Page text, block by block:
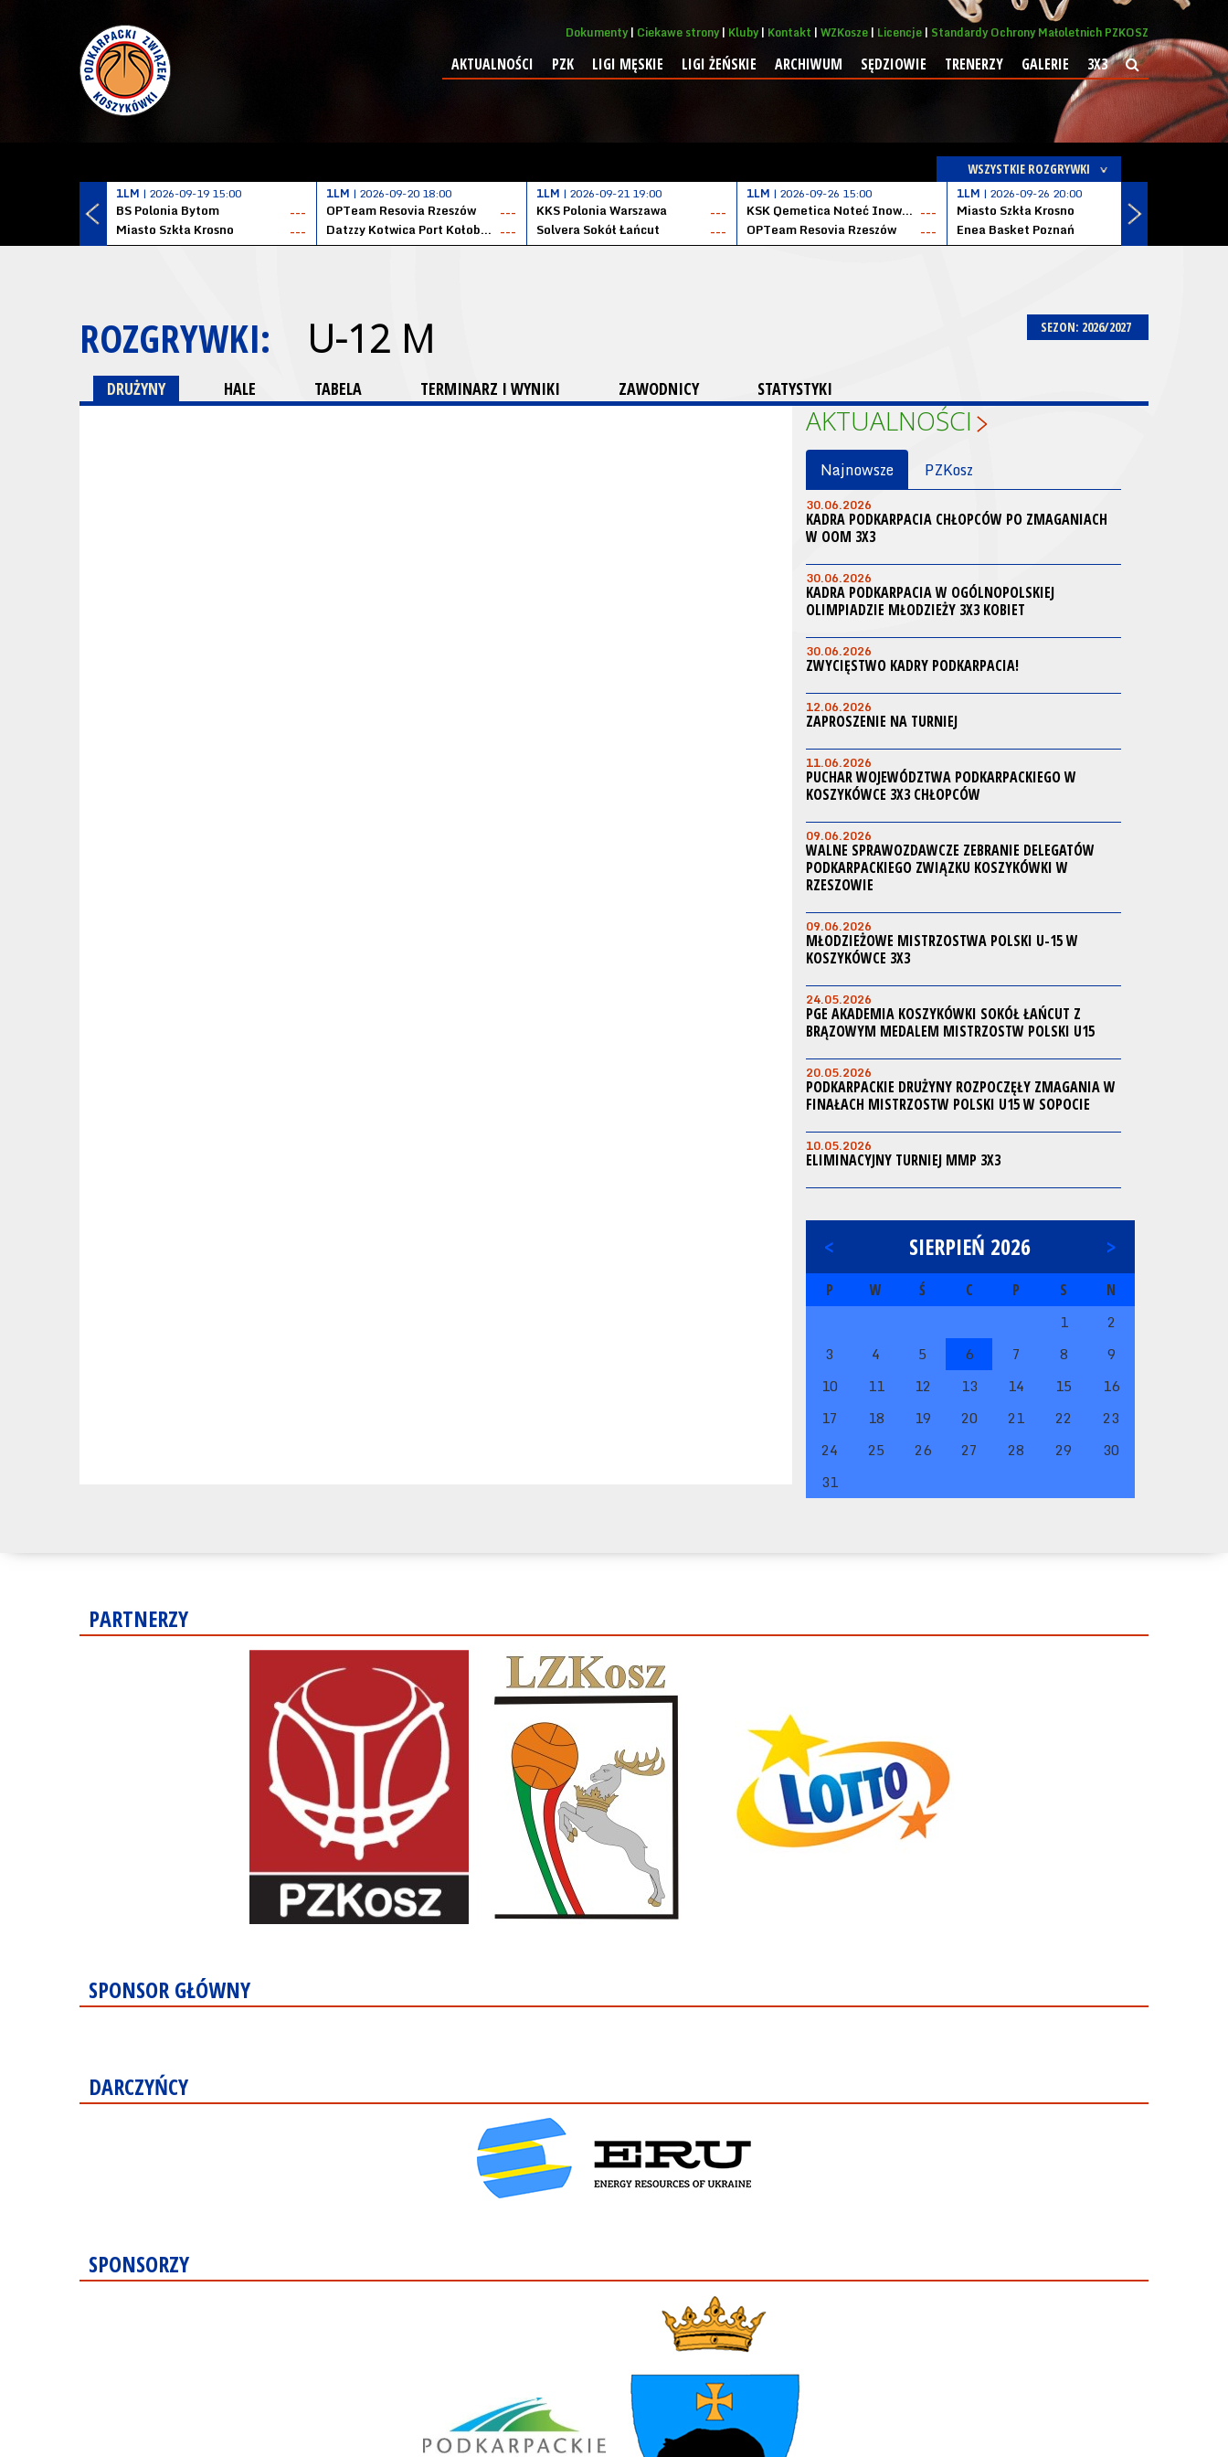
Dokumenty Ciekawe strony Kluby Kontakt WZKosze Licencje Standardy Ochrony Małoletnich PZKOSZ
AKTUALNOŚCI PZK LIGI MĘSKIE LIGI ŻEŃSKIE ARCHIWUM SĘDZIOWIE TRENERZY GALERIE 3X3
WSZYSTKIE ROZGRYWKI
1LM | 2026-09-19 15:00
BS Polonia Bytom
---
Miasto Szkła Krosno
---
1LM | 2026-09-20 18:00
OPTeam Resovia Rzeszów
---
Datzzy Kotwica Port Kołobrzeg ---
1LM | 2026-09-21 19:00
KKS Polonia Warszawa
---
Solvera Sokół Łańcut
---
1LM | 2026-09-26 15:00
KSK Qemetica Noteć Inowrocław ---
OPTeam Resovia Rzeszów
---
1LM | 2026-09-26 20:00
Miasto Szkła Krosno
---
Enea Basket Poznań
SEZON: 2026/2027
ROZGRYWKI: U-12 M
DRUŻYNY HALE TABELA TERMINARZ I WYNIKI ZAWODNICY STATYSTYKI
AKTUALNOŚCI
Najnowsze PZKosz
30.06.2026
KADRA PODKARPACIA CHŁOPCÓW PO ZMAGANIACH
W OOM 3X3
30.06.2026
KADRA PODKARPACIA W OGÓLNOPOLSKIEJ
OLIMPIADZIE MŁODZIEŻY 3X3 KOBIET
30.06.2026
ZWYCIĘSTWO KADRY PODKARPACIA!
12.06.2026
ZAPROSZENIE NA TURNIEJ
11.06.2026
PUCHAR WOJEWÓDZTWA PODKARPACKIEGO W
KOSZYKÓWCE 3X3 CHŁOPCÓW
09.06.2026
WALNE SPRAWOZDAWCZE ZEBRANIE DELEGATÓW
PODKARPACKIEGO ZWIĄZKU KOSZYKÓWKI W
RZESZOWIE
09.06.2026
MŁODZIEŻOWE MISTRZOSTWA POLSKI U-15 W
KOSZYKÓWCE 3X3
24.05.2026
PGE AKADEMIA KOSZYKÓWKI SOKÓŁ ŁAŃCUT Z
BRĄZOWYM MEDALEM MISTRZOSTW POLSKI U15
20.05.2026
PODKARPACKIE DRUŻYNY ROZPOCZĘŁY ZMAGANIA W
FINAŁACH MISTRZOSTW POLSKI U15 W SOPOCIE
10.05.2026
ELIMINACYJNY TURNIEJ MMP 3X3
< SIERPIEŃ 2026 >
P W Ś C P S N
1
2
3
4 5 6 7 8
9
10
11 12 13 14 15
16
17
18 19 20 21 22
23
24
25 26 27 28 29
30
31
PARTNERZY
SPONSOR GŁÓWNY
DARCZYŃCY
SPONSORZY